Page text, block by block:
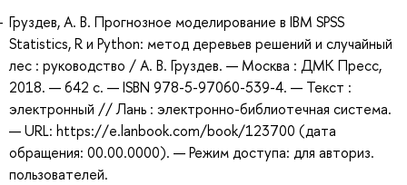
Груздев, А. В. Прогнозное моделирование в IBM SPSS
Statistics, R и Python: метод деревьев решений и случайный
лес : руководство / А. В. Груздев. — Москва : ДМК Пресс,
2018. — 642 с. — ISBN 978-5-97060-539-4. — Текст :
электронный // Лань : электронно-библиотечная система.
— URL: https://e.lanbook.com/book/123700 (дата
обращения: 00.00.0000). — Режим доступа: для авториз.
пользователей.